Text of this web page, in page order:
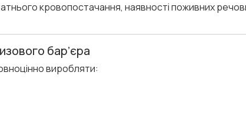
кровопостачання, наявності поживних
бар’єра
виробляти: